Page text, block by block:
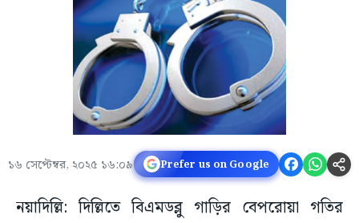
১৬ সেপ্টেম্বর, ২০২৫ ১৬:০৯ Prefer us on Google
নয়াদিল্লি: দিল্লিতে বিএমডব্লু গাড়ির বেপরোয়া গতির